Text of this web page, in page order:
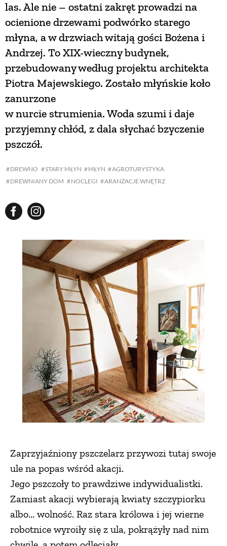
DREWNO STARY MŁYN MŁYN
AGROTURYSTYKA
DREWNIANY DOM
NOCLEGI ARANŻACJE WNĘTRZ
las. Ale nie – ostatni zakręt prowadzi na
ocienione drzewami podwórko starego
młyna, a w drzwiach witają gości Bożena i
Andrzej. To XIX-wieczny budynek,
przebudowany według projektu architekta
Piotra Majewskiego. Zostało młyńskie koło
zanurzone
w nurcie strumienia. Woda szumi i daje
przyjemny chłód, z dala słychać bzyczenie
pszczół.
Zaprzyjaźniony pszczelarz przywozi tutaj swoje
ule na popas wśród akacji.
Jego pszczoły to prawdziwe indywidualistki.
Zamiast akacji wybierają kwiaty szczypiorku
albo... wolność. Raz stara królowa i jej wierne
robotnice wyroiły się z ula, pokrążyły nad nim